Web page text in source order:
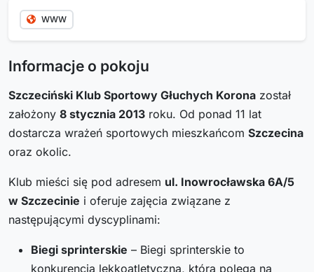
WWW
Informacje o pokoju
Szczeciński Klub Sportowy Głuchych Korona został
założony 8 stycznia 2013 roku. Od ponad 11 lat
dostarcza wrażeń sportowych mieszkańcom Szczecina
oraz okolic.
Klub mieści się pod adresem ul. Inowrocławska 6A/5
w Szczecinie i oferuje zajęcia związane z
następującymi dyscyplinami:
Biegi sprinterskie – Biegi sprinterskie to
konkurencja lekkoatletyczna, która polega na